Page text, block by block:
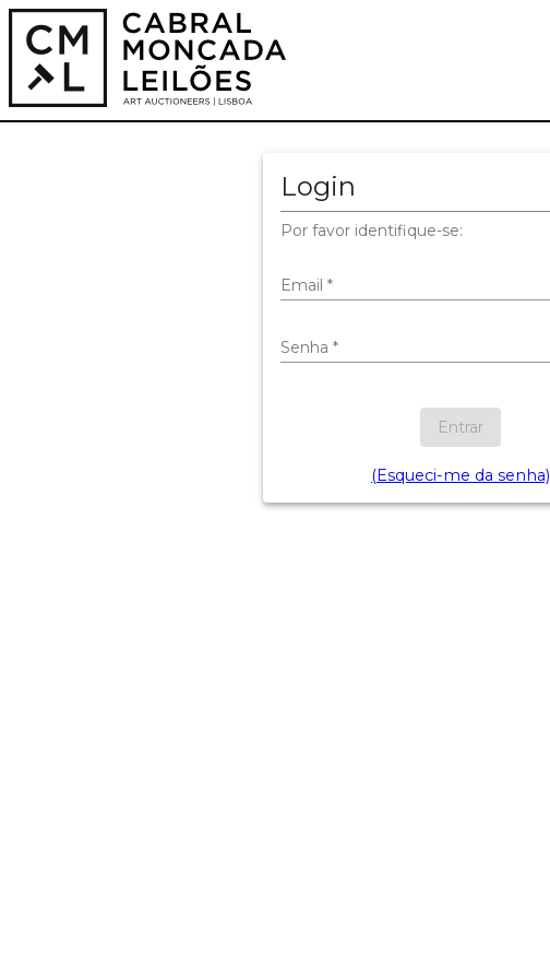
Login
Por favor identifique-se:
Email *
Senha *
Entrar
(Esqueci-me da senha)